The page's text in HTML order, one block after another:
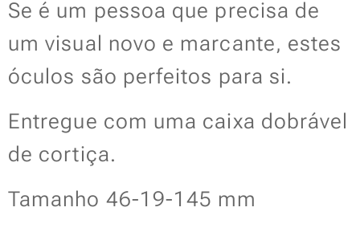
Se é um pessoa que precisa de
um visual novo e marcante, estes
óculos são perfeitos para si.
Entregue com uma caixa dobrável
de cortiça.
Tamanho 46-19-145 mm